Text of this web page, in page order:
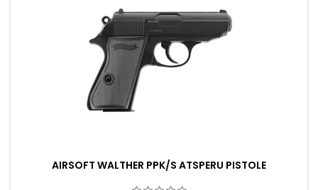
AIRSOFT WALTHER PPK/S ATSPERU PISTOLE